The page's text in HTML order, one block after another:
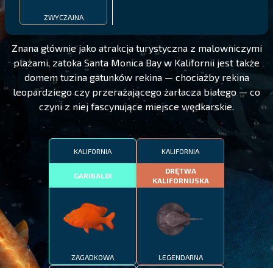
ZWYCZAJNA
Znana głównie jako atrakcja turystyczna z malowniczymi
plażami, zatoka Santa Monica Bay w Kalifornii jest także
domem tuzina gatunków rekina — chociażby rekina
leopardziego czy przerażającego żarłacza białego — co
czyni z niej fascynujące miejsce wędkarskie.
KALIFORNIA
GARIBALDI
ZAGADKOWA
KALIFORNIA
DRĘTWA
KALIFORNIJSKA
LEGENDARNA